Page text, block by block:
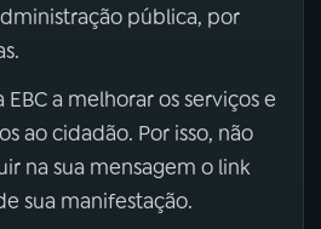
pública, por
a melhorar os serviços e
ao cidadão. Por isso, não
na sua mensagem o link
sua manifestação.